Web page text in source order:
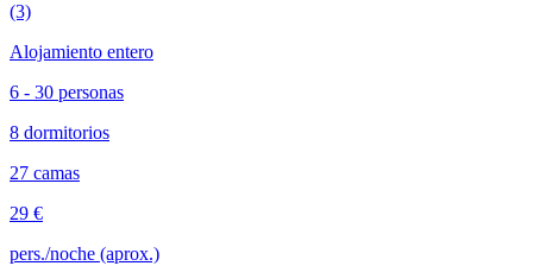
(3)
Alojamiento entero
6 - 30 personas
8 dormitorios
27 camas
29 €
pers./noche (aprox.)